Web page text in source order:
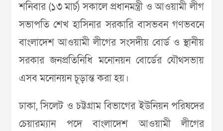
শনিবার (১৩ মার্চ) সকালে প্রধানমন্ত্রী ও আওয়ামী লীগ
সভাপতি শেখ হাসিনার সরকারি বাসভবন গণভবনে
বাংলাদেশ আওয়ামী লীগের সংসদীয় বোর্ড ও স্থানীয়
সরকার জনপ্রতিনিধি মনোনয়ন বোর্ডের যৌথসভায়
এসব মনোনয়ন চূড়ান্ত করা হয়।
ঢাকা, সিলেট ও চট্টগ্রাম বিভাগের ইউনিয়ন পরিষদের
চেয়ারম্যান পদে বাংলাদেশ আওয়ামী লীগের